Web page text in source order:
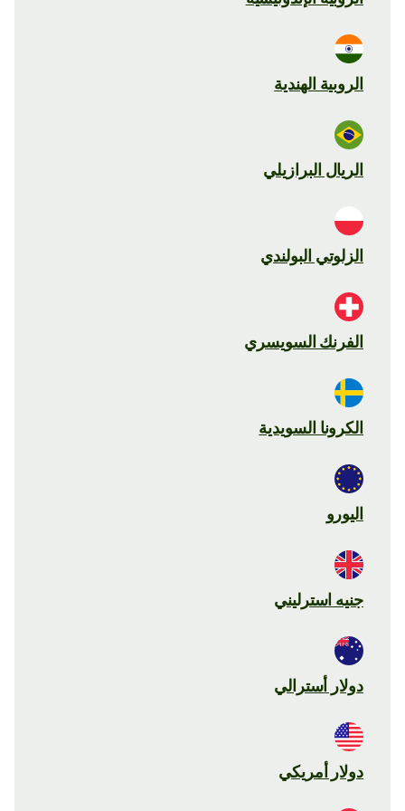
الروبية الهندية
الريال البرازيلي
الزلوتي البولندي
الفرنك السويسري
الكرونا السويدية
اليورو
جنيه استرليني
دولار أسترالي
دولار أمريكي